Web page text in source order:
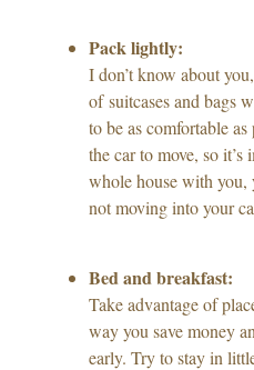
Pack lightly:
I don’t know about
of suitcases and bags
to be as comfortable
the car to move, so
whole house with you,
not moving into your
Bed and breakfast:
Take advantage of
way you save money
early. Try to stay in